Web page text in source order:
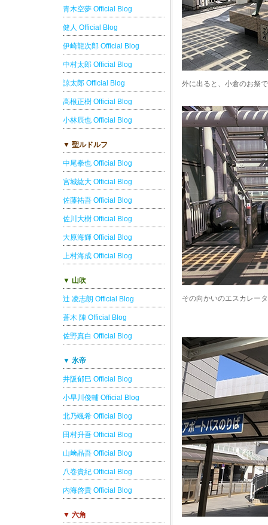
青木空夢 Official Blog
健人 Official Blog
伊崎龍次郎 Official Blog
中村太郎 Official Blog
諒太郎 Official Blog
高根正樹 Official Blog
小林辰也 Official Blog
▼ 聖ルドルフ
中尾拳也 Official Blog
宮城紘大 Official Blog
佐藤祐吾 Official Blog
佐川大樹 Official Blog
大原海輝 Official Blog
上村海成 Official Blog
▼ 山吹
辻 凌志朗 Official Blog
蒼木 陣 Official Blog
佐野真白 Official Blog
▼ 氷帝
井阪郁巳 Official Blog
小早川俊輔 Official Blog
北乃颯希 Official Blog
田村升吾 Official Blog
山﨑晶吾 Official Blog
八巻貴紀 Official Blog
内海啓貴 Official Blog
▼ 六角
外に出ると、小倉のお祭
その向かいのエスカレー